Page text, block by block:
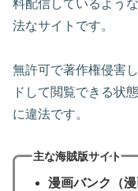
料配信しているよう
法なサイトです。
無許可で著作権侵害
ドして閲覧できる状
に違法です。
主な海賊版サイト
漫画バンク（漫